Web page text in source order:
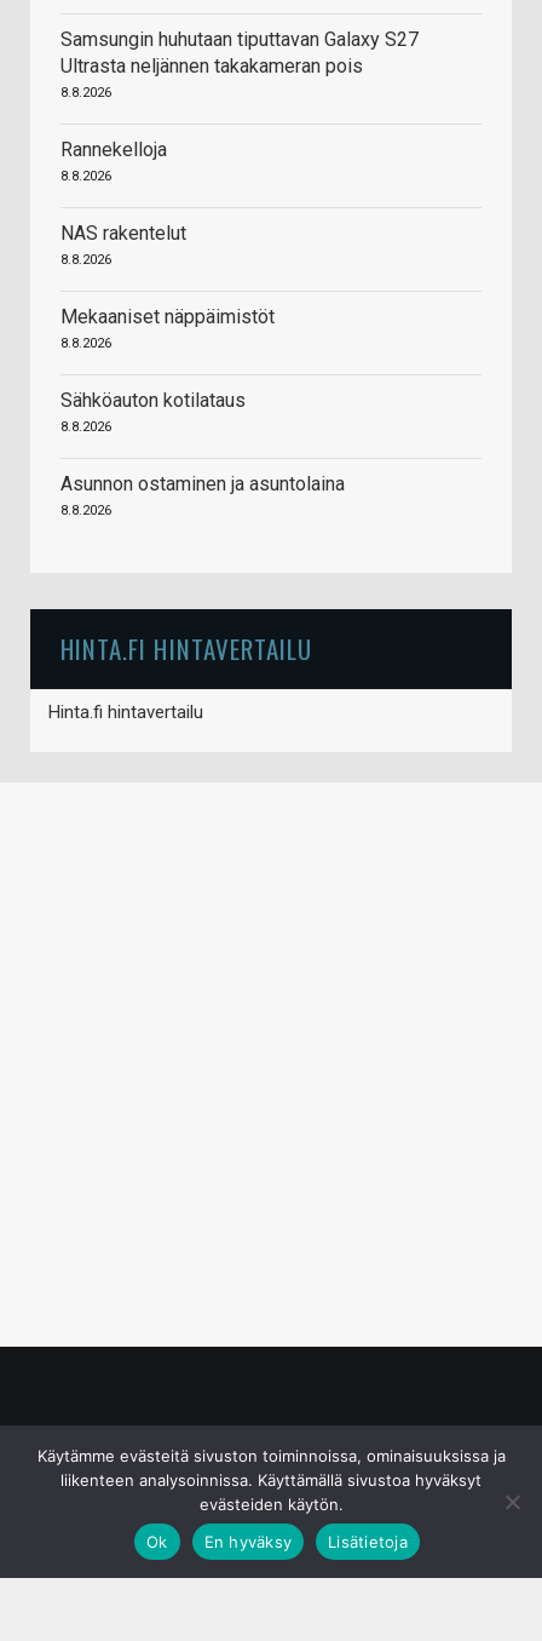
Samsungin huhutaan tiputtavan Galaxy S27
Ultrasta neljännen takakameran pois
8.8.2026
Rannekelloja
8.8.2026
NAS rakentelut
8.8.2026
Mekaaniset näppäimistöt
8.8.2026
Sähköauton kotilataus
8.8.2026
Asunnon ostaminen ja asuntolaina
8.8.2026
HINTA.FI HINTAVERTAILU
Hinta.fi hintavertailu
Käytämme evästeitä sivuston toiminnoissa, ominaisuuksissa ja
liikenteen analysoinnissa. Käyttämällä sivustoa hyväksyt
evästeiden käytön.
Ok
En hyväksy Lisätietoja